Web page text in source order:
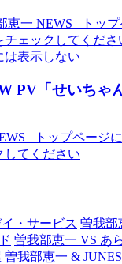
恵一 NEWS
_トッ
チェックしてくださ
は表示しない
PV「せいちゃ
_トップページ
してください
・サービス 曽我部
曽我部恵一 VS あ
曽我部恵一 &